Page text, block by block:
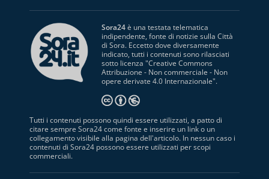
Sora24è una testata telematica
indipendente, fonte di notizie sulla Città
di Sora. Eccetto dove diversamente
indicato, tutti i contenuti sono rilasciati
sotto licenza "Creative Commons
Attribuzione - Non commerciale - Non
opere derivate 4.0 Internazionale".
Tutti i contenuti possono quindi essere utilizzati, a patto di
citare sempre Sora24 come fonte e inserire un link o un
collegamento visibile alla pagina dell'articolo. In nessun caso i
contenuti di Sora24 possono essere utilizzati per scopi
commerciali.